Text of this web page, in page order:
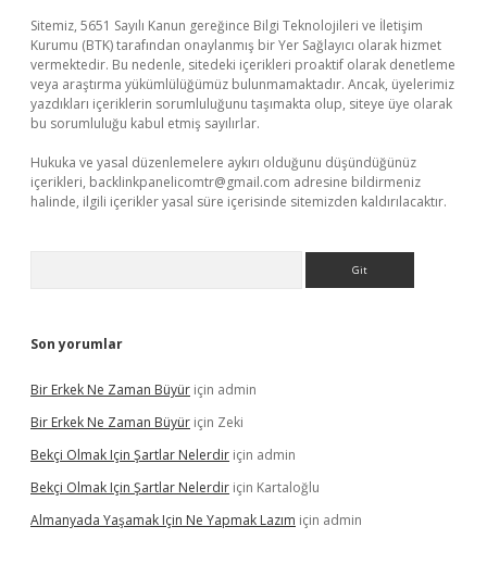
Sitemiz, 5651 Sayılı Kanun gereğince Bilgi Teknolojileri ve İletişim
Kurumu (BTK) tarafından onaylanmış bir Yer Sağlayıcı olarak hizmet
vermektedir. Bu nedenle, sitedeki içerikleri proaktif olarak denetleme
veya araştırma yükümlülüğümüz bulunmamaktadır. Ancak, üyelerimiz
yazdıkları içeriklerin sorumluluğunu taşımakta olup, siteye üye olarak
bu sorumluluğu kabul etmiş sayılırlar.
Hukuka ve yasal düzenlemelere aykırı olduğunu düşündüğünüz
içerikleri, backlinkpanelicomtr@gmail.com adresine bildirmeniz
halinde, ilgili içerikler yasal süre içerisinde sitemizden kaldırılacaktır.
Son yorumlar
Bir Erkek Ne Zaman Büyür için admin
Bir Erkek Ne Zaman Büyür için Zeki
Bekçi Olmak Için Şartlar Nelerdir için admin
Bekçi Olmak Için Şartlar Nelerdir için Kartaloğlu
Almanyada Yaşamak Için Ne Yapmak Lazım için admin